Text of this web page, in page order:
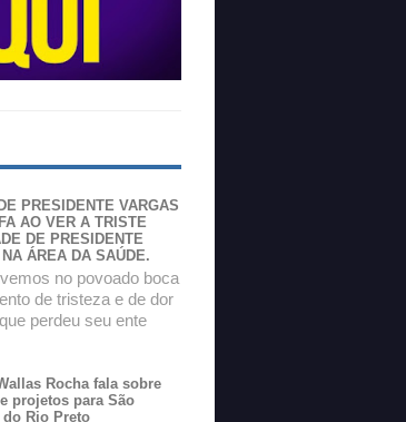
PRESIDENTE VARGAS
AO VER A TRISTE
DE PRESIDENTE
ÁREA DA SAÚDE.
no povoado boca
de tristeza e de dor
perdeu seu ente
Rocha fala sobre
projetos para São
do Rio Preto